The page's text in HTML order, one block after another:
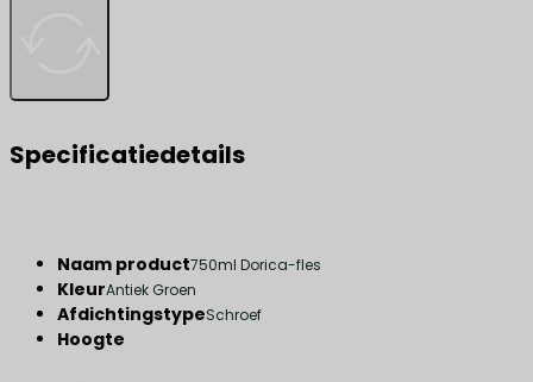
Specificatiedetails
Naam product750ml Dorica-fles
KleurAntiek Groen
AfdichtingstypeSchroef
Hoogte